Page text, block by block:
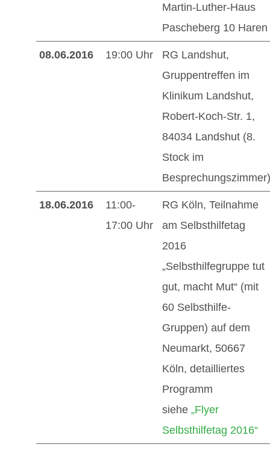
Martin-Luther-Haus
Pascheberg 10 Haren
08.06.2016 19:00 Uhr
RG Landshut,
Gruppentreffen im
Klinikum Landshut,
Robert-Koch-Str. 1,
84034 Landshut (8.
Stock im
Besprechungszimmer)
18.06.2016
11:00-
17:00 Uhr
RG Köln, Teilnahme
am Selbsthilfetag
2016
„Selbsthilfegruppe tut
gut, macht Mut“ (mit
60 Selbsthilfe-
Gruppen) auf dem
Neumarkt, 50667
Köln, detailliertes
Programm
siehe „Flyer
Selbsthilfetag 2016“